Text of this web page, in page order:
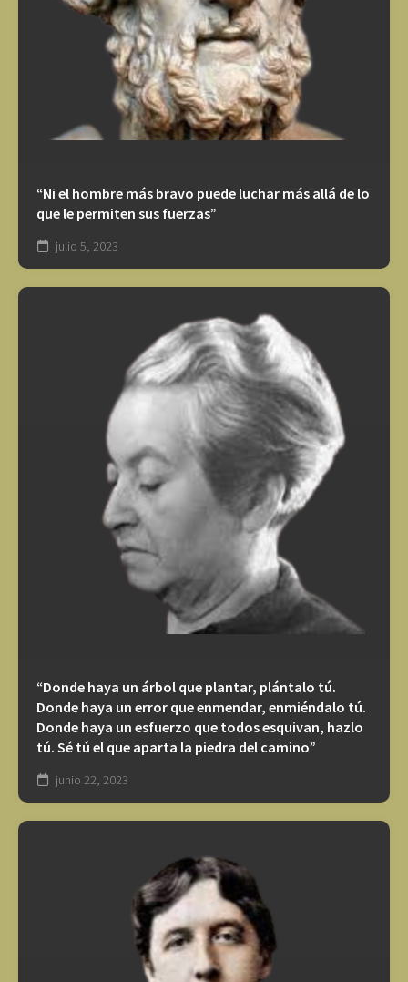
“Ni el hombre más bravo puede luchar más allá de lo
que le permiten sus fuerzas”
julio 5, 2023
“Donde haya un árbol que plantar, plántalo tú.
Donde haya un error que enmendar, enmiéndalo tú.
Donde haya un esfuerzo que todos esquivan, hazlo
tú. Sé tú el que aparta la piedra del camino”
junio 22, 2023